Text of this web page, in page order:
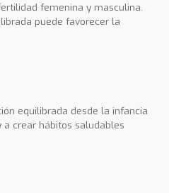
femenina y masculina.
puede favorecer la
equilibrada desde la infancia
a crear hábitos saludables